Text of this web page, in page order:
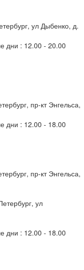
ул Дыбенко, д.
дни : 12.00 - 20.00
пр-кт Энгельса,
дни : 12.00 - 18.00
пр-кт Энгельса,
ул
дни : 12.00 - 18.00